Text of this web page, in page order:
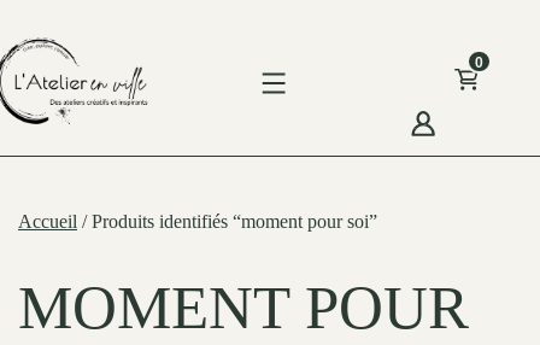
to
content
0
Accueil / Produits identifiés “moment pour soi”
MOMENT POUR